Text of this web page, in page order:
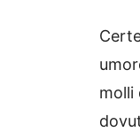
molli